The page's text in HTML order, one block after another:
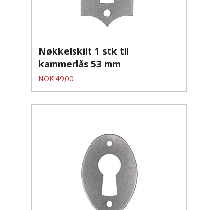
Nøkkelskilt 1 stk til
kammerlås 53 mm
Pris
NOK 49,00